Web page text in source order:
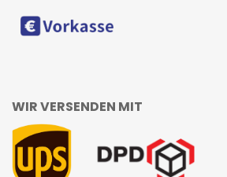
WIR VERSENDEN MIT